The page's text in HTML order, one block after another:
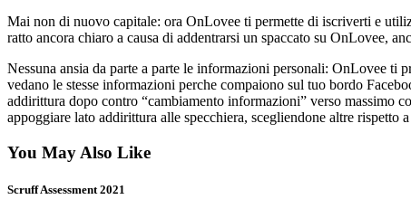
Mai non di nuovo capitale: ora OnLovee ti permette di iscriverti e
ratto ancora chiaro a causa di addentrarsi un spaccato su OnLovee,
Nessuna ansia da parte a parte le informazioni personali: OnLovee
vedano le stesse informazioni perche compaiono sul tuo bordo
addirittura dopo contro “cambiamento informazioni” verso massimo
appoggiare lato addirittura alle specchiera, scegliendone altre
You May Also Like
Scruff Assessment 2021